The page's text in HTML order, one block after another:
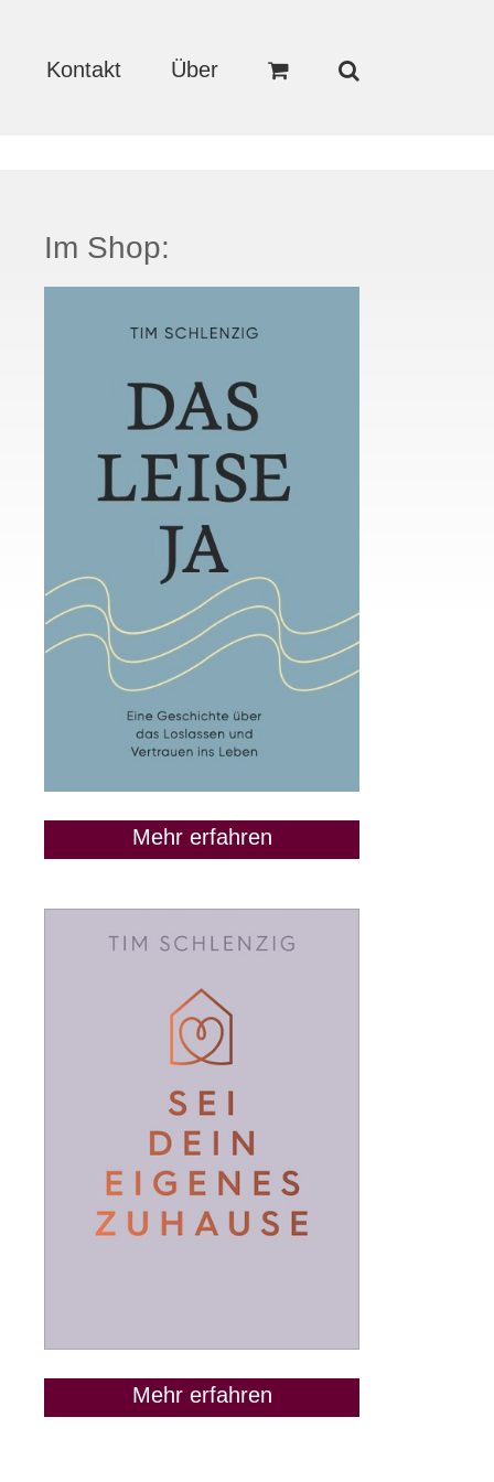
Kontakt Über
Im Shop:
Mehr erfahren
Mehr erfahren